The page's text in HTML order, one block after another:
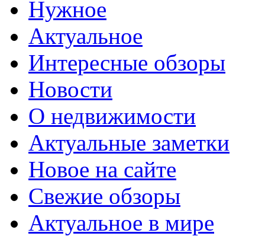
Нужное
Актуальное
Интересные обзоры
Новости
О недвижимости
Актуальные заметки
Новое на сайте
Свежие обзоры
Актуальное в мире